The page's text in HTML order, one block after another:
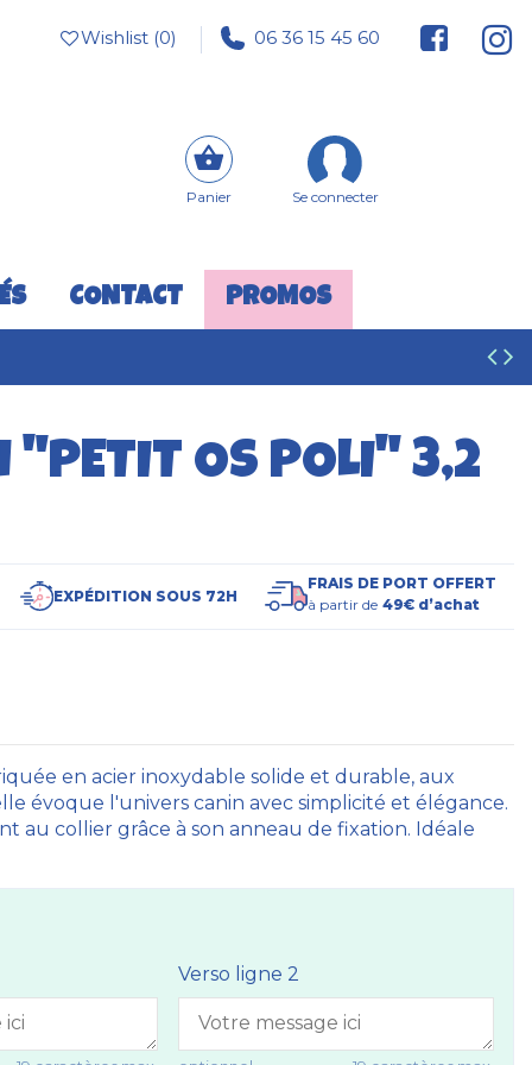
Wishlist (0) 06 36 15 45 60
Panier Se connecter
CONTACT PROMOS
"PETIT OS POLI" 3,2
EXPÉDITION SOUS 72H
FRAIS DE PORT OFFERT
à partir de 49€ d’achat
en acier inoxydable solide et durable, aux
évoque l'univers canin avec simplicité et élégance.
au collier grâce à son anneau de fixation. Idéale
Verso ligne 2